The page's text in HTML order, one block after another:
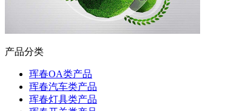
产品分类
珲春OA类产品
珲春汽车类产品
珲春灯具类产品